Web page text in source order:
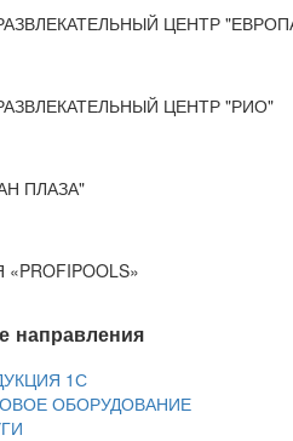
ЦЕНТР
ЦЕНТР "РИО"
ПЛАЗА"
направления
1С
ОБОРУДОВАНИЕ